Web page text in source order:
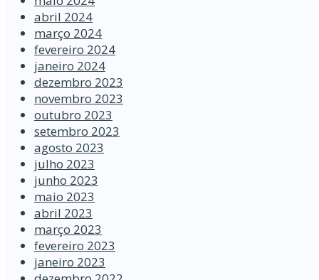
abril 2024
março 2024
fevereiro 2024
janeiro 2024
dezembro 2023
novembro 2023
outubro 2023
setembro 2023
agosto 2023
julho 2023
junho 2023
maio 2023
abril 2023
março 2023
fevereiro 2023
janeiro 2023